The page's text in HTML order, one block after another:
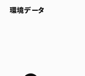
環境データ